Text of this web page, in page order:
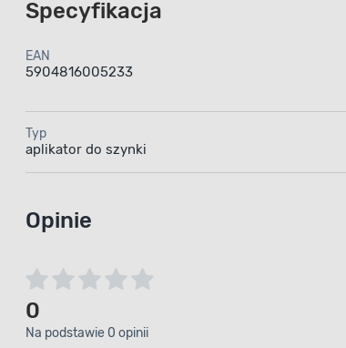
Specyfikacja
EAN
5904816005233
Typ
aplikator do szynki
Opinie
0
Na podstawie 0 opinii